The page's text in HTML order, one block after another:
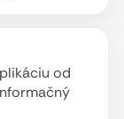
od